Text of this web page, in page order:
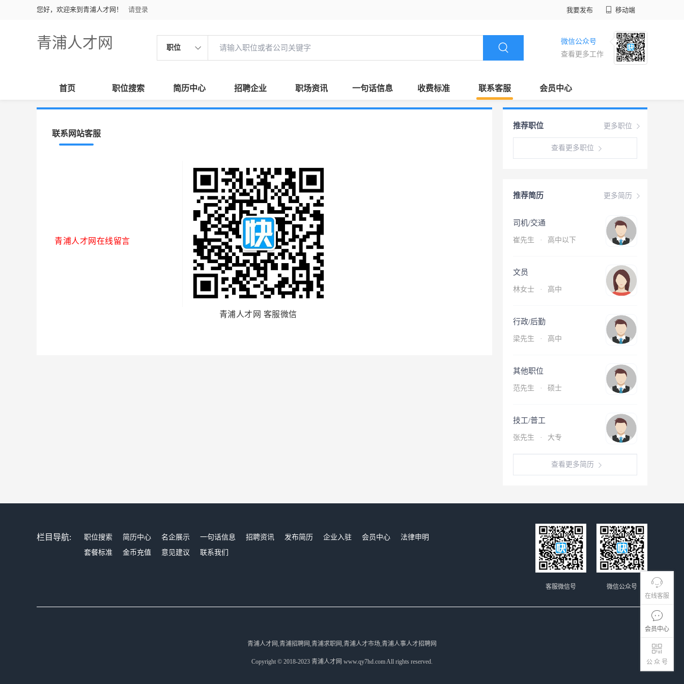
您好，欢迎来到青浦人才网！ 请登录 我要发布 移动端
青浦人才网 职位
微信公众号
查看更多工作
首页 职位搜索 简历中心 招聘企业 职场资讯 一句话信息 收费标准 联系客服 会员中心
在线客服
会员中心
公 众 号
联系网站客服
青浦人才网在线留言
青浦人才网 客服微信
更多职位
推荐职位
查看更多职位
更多简历
推荐简历
司机/交通
崔先生 · 高中以下
文员
林女士 · 高中
行政/后勤
梁先生 · 高中
其他职位
范先生 · 硕士
技工/普工
张先生 · 大专
查看更多简历
栏目导航: 职位搜索 简历中心 名企展示 一句话信息 招聘资讯 发布简历 企业入驻 会员中心
法律申明
套餐标准
金币充值 意见建议 联系我们
微信公众号
客服微信号
青浦人才网,青浦招聘网,青浦求职网,青浦人才市场,青浦人事人才招聘网
Copyright © 2018-2023 青浦人才网 www.qy7hd.com All rights reserved.